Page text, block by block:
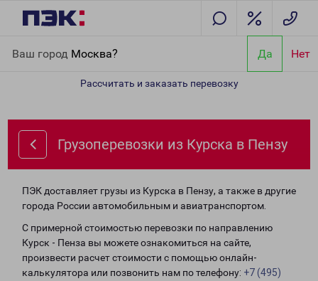
Ваш город Москва? Да Нет
Рассчитать и заказать перевозку
Грузоперевозки из Курска в Пензу
ПЭК доставляет грузы из Курска в Пензу, а также в другие
города России автомобильным и авиатранспортом.
С примерной стоимостью перевозки по направлению
Курск - Пенза вы можете ознакомиться на сайте,
произвести расчет стоимости с помощью онлайн-
калькулятора или позвонить нам по телефону: +7 (495)